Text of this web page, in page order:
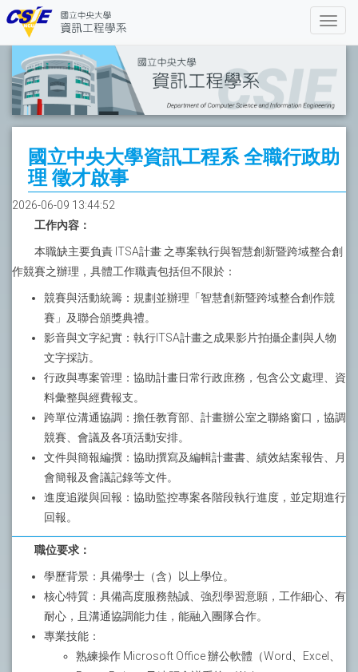
國立中央大學資訊工程系 全職行政助
理 徵才啟事
2026-06-09 13:44:52
工作內容：
本職缺主要負責 ITSA計畫 之專案執行與智慧創新暨跨域整合創
作競賽之辦理，具體工作職責包括但不限於：
競賽與活動統籌：規劃並辦理「智慧創新暨跨域整合創作競
賽」及聯合頒獎典禮。
影音與文字紀實：執行ITSA計畫之成果影片拍攝企劃與人物
文字採訪。
行政與專案管理：協助計畫日常行政庶務，包含公文處理、資
料彙整與經費報支。
跨單位溝通協調：擔任教育部、計畫辦公室之聯絡窗口，協調
競賽、會議及各項活動安排。
文件與簡報編撰：協助撰寫及編輯計畫書、績效結案報告、月
會簡報及會議記錄等文件。
進度追蹤與回報：協助監控專案各階段執行進度，並定期進行
回報。
職位要求：
學歷背景：具備學士（含）以上學位。
核心特質：具備高度服務熱誠、強烈學習意願，工作細心、有
耐心，且溝通協調能力佳，能融入團隊合作。
專業技能：
熟練操作 Microsoft Office 辦公軟體（Word、Excel、